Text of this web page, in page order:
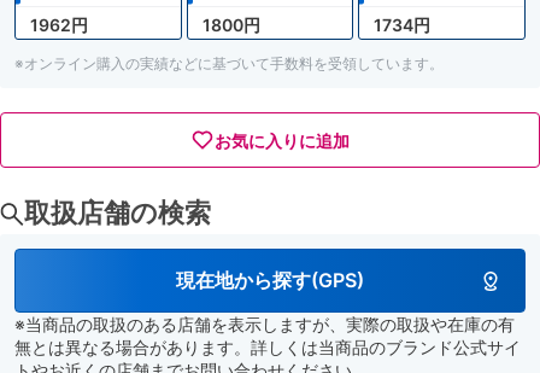
1962円
1800円
1734円
※オンライン購入の実績などに基づいて手数料を受領しています。
お気に入りに追加
取扱店舗の検索
現在地から探す(GPS)
※当商品の取扱のある店舗を表示しますが、実際の取扱や在庫の有
無とは異なる場合があります。詳しくは当商品のブランド公式サイ